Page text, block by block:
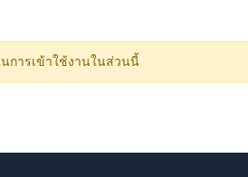
การเข้าใช้งานในส่วนนี้